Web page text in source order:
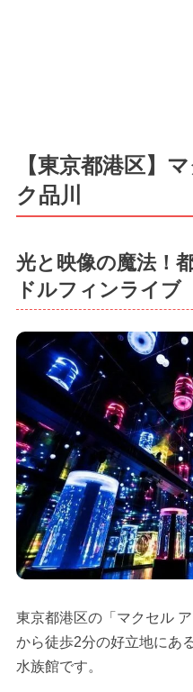
【東京都港区】
ク品川
光と映像の魔法！
ドルフィンライブ
東京都港区の「マクセル
から徒歩2分の好立地にあ
水族館です。